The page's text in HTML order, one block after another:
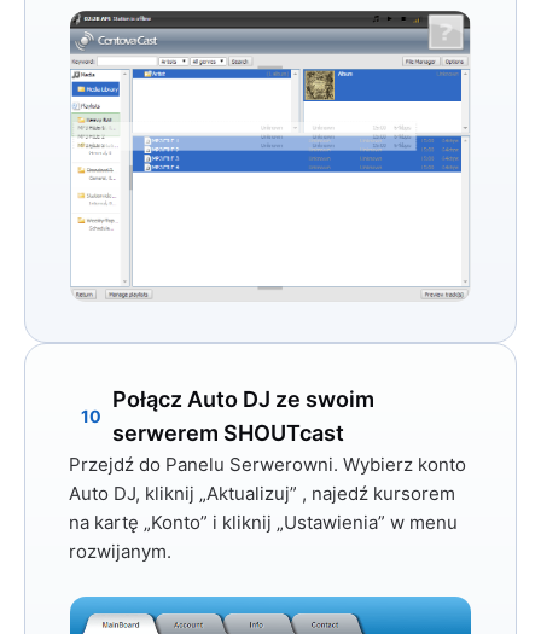
10
Połącz Auto DJ ze swoim
serwerem SHOUTcast
Przejdź do Panelu Serwerowni. Wybierz konto
Auto DJ, kliknij „Aktualizuj” , najedź kursorem
na kartę „Konto” i kliknij „Ustawienia” w menu
rozwijanym.